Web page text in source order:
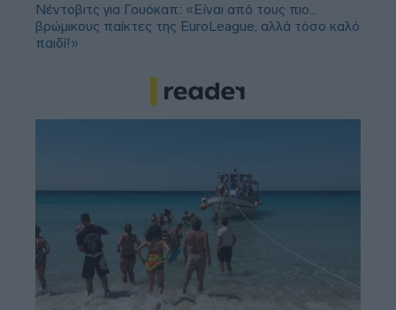
Νέντοβιτς για Γουόκαπ: «Είναι από τους πιο...
βρώμικους παίκτες της EuroLeague, αλλά τόσο καλό
παιδί!»